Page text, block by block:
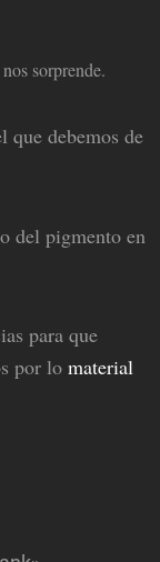
sorprende.
que debemos de
del pigmento en
para que
por lo material